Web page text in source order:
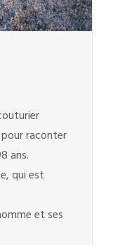
pour raconter
ans.
qui est
et ses